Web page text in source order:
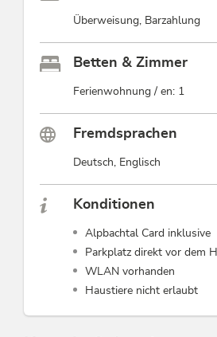
Überweisung, Barzahlung
Betten & Zimmer
Ferienwohnung / en: 1
Fremdsprachen
Deutsch, Englisch
Konditionen
Alpbachtal Card inklusive
Parkplatz direkt vor dem
WLAN vorhanden
Haustiere nicht erlaubt